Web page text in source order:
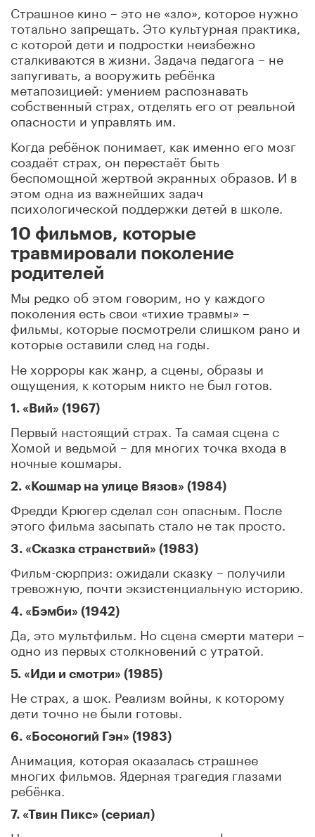
Страшное кино – это не «зло», которое нужно
тотально запрещать. Это культурная практика,
с которой дети и подростки неизбежно
сталкиваются в жизни. Задача педагога – не
запугивать, а вооружить ребёнка
метапозицией: умением распознавать
собственный страх, отделять его от реальной
опасности и управлять им.
Когда ребёнок понимает, как именно его мозг
создаёт страх, он перестаёт быть
беспомощной жертвой экранных образов. И в
этом одна из важнейших задач
психологической поддержки детей в школе.
10 фильмов, которые
травмировали поколение
родителей
Мы редко об этом говорим, но у каждого
поколения есть свои «тихие травмы» –
фильмы, которые посмотрели слишком рано и
которые оставили след на годы.
Не хорроры как жанр, а сцены, образы и
ощущения, к которым никто не был готов.
1. «Вий» (1967)
Первый настоящий страх. Та самая сцена с
Хомой и ведьмой – для многих точка входа в
ночные кошмары.
2. «Кошмар на улице Вязов» (1984)
Фредди Крюгер сделал сон опасным. После
этого фильма засыпать стало не так просто.
3. «Сказка странствий» (1983)
Фильм-сюрприз: ожидали сказку – получили
тревожную, почти экзистенциальную историю.
4. «Бэмби» (1942)
Да, это мультфильм. Но сцена смерти матери –
одно из первых столкновений с утратой.
5. «Иди и смотри» (1985)
Не страх, а шок. Реализм войны, к которому
дети точно не были готовы.
6. «Босоногий Гэн» (1983)
Анимация, которая оказалась страшнее
многих фильмов. Ядерная трагедия глазами
ребёнка.
7. «Твин Пикс» (сериал)